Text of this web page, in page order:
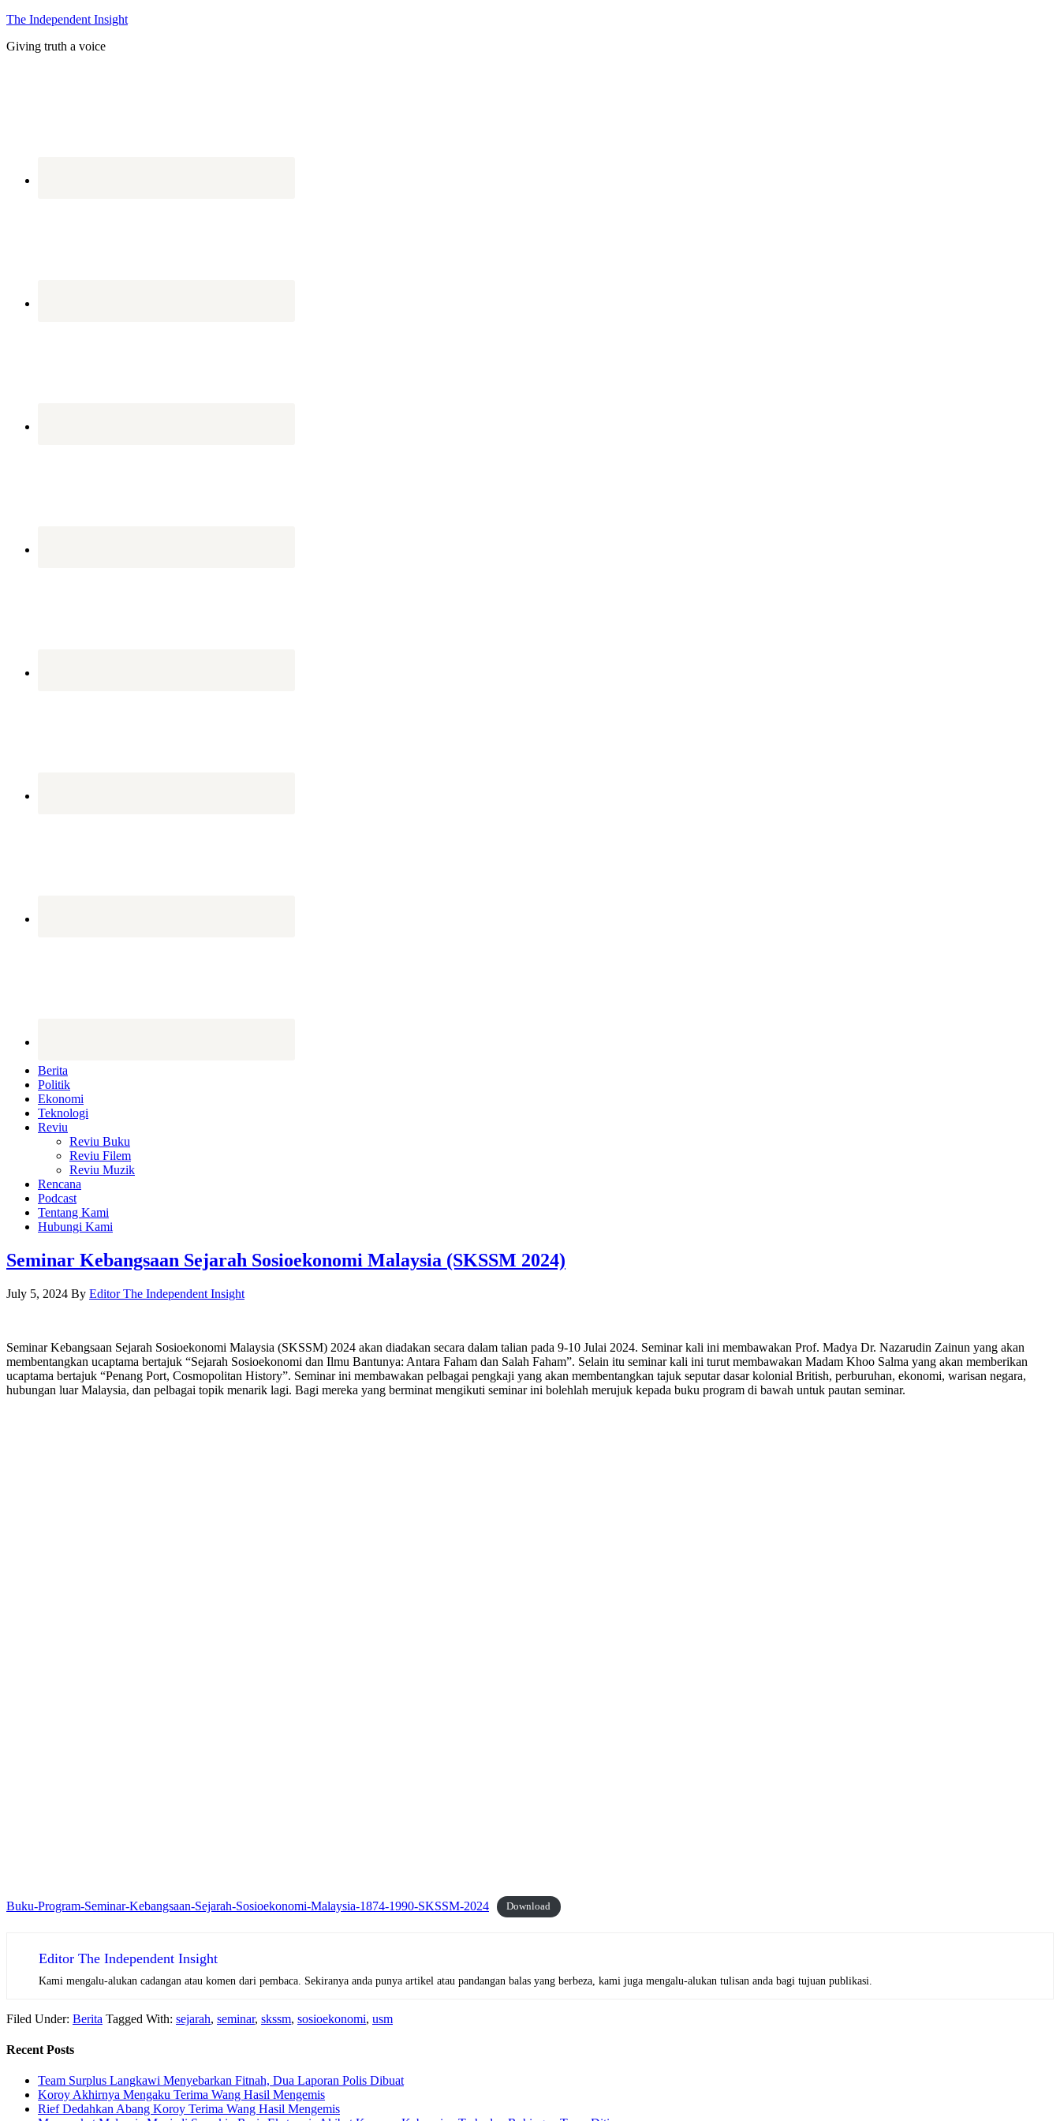
The Independent Insight
Giving truth a voice
Berita
Politik
Ekonomi
Teknologi
Reviu
Reviu Buku
Reviu Filem
Reviu Muzik
Rencana
Podcast
Tentang Kami
Hubungi Kami
Seminar Kebangsaan Sejarah Sosioekonomi Malaysia (SKSSM 2024)
July 5, 2024 By Editor The Independent Insight
Seminar Kebangsaan Sejarah Sosioekonomi Malaysia (SKSSM) 2024 akan diadakan secara dalam talian pada 9-10 Julai 2024. Seminar kali ini membawakan Prof. Madya Dr. Nazarudin Zainun yang akan
membentangkan ucaptama bertajuk “Sejarah Sosioekonomi dan Ilmu Bantunya: Antara Faham dan Salah Faham”. Selain itu seminar kali ini turut membawakan Madam Khoo Salma yang akan memberikan
ucaptama bertajuk “Penang Port, Cosmopolitan History”. Seminar ini membawakan pelbagai pengkaji yang akan membentangkan tajuk seputar dasar kolonial British, perburuhan, ekonomi, warisan negara,
hubungan luar Malaysia, dan pelbagai topik menarik lagi. Bagi mereka yang berminat mengikuti seminar ini bolehlah merujuk kepada buku program di bawah untuk pautan seminar.
Buku-Program-Seminar-Kebangsaan-Sejarah-Sosioekonomi-Malaysia-1874-1990-SKSSM-2024 Download
Editor The Independent Insight
Kami mengalu-alukan cadangan atau komen dari pembaca. Sekiranya anda punya artikel atau pandangan balas yang berbeza, kami juga mengalu-alukan tulisan anda bagi tujuan publikasi.
Filed Under: Berita Tagged With: sejarah, seminar, skssm, sosioekonomi, usm
Recent Posts
Team Surplus Langkawi Menyebarkan Fitnah, Dua Laporan Polis Dibuat
Koroy Akhirnya Mengaku Terima Wang Hasil Mengemis
Rief Dedahkan Abang Koroy Terima Wang Hasil Mengemis